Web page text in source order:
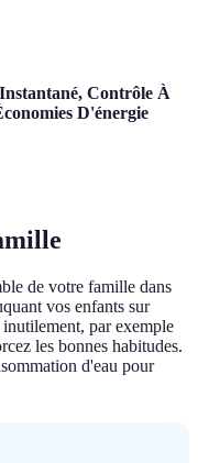
Contrôle À
D'énergie
de votre famille dans
vos enfants sur
par exemple
les bonnes habitudes.
d'eau pour